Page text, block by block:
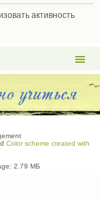
активность
Color scheme created with
2.79 МБ